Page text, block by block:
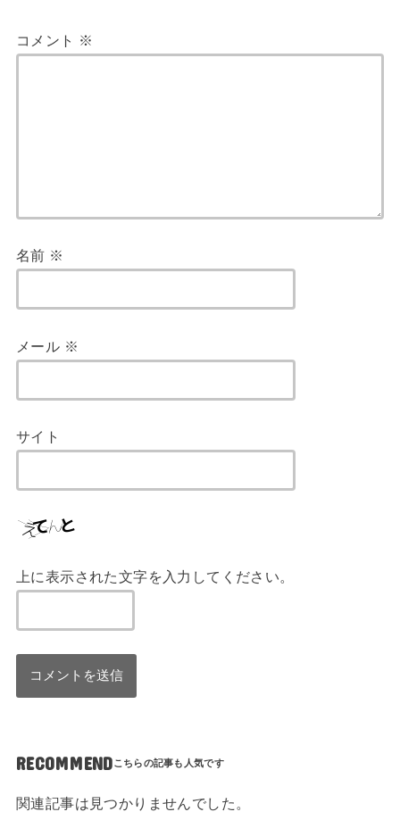
コメント ※
名前 ※
メール ※
サイト
上に表示された文字を入力してください。
RECOMMEND
関連記事は見つかりませんでした。